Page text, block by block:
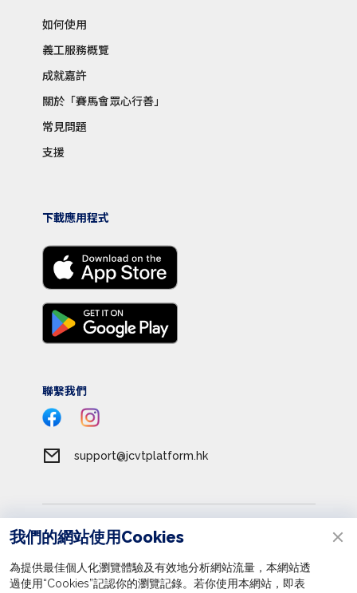
如何使用
義工服務概覽
成就嘉許
關於「賽馬會眾心行善」
常見問題
支援
下載應用程式
聯繫我們
support@jcvtplatform.hk
私隱政策
收集個人資料聲明
我們的網站使用Cookies
為提供最佳個人化瀏覽體驗及有效地分析網站流量，本網站透
過使用“Cookies”記認你的瀏覽記錄。若你使用本網站，即表